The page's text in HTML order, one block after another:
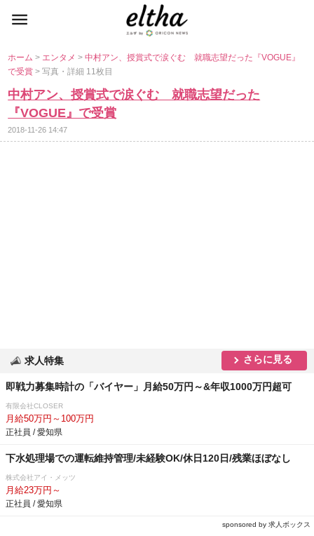
ホーム> エンタメ>中村アン、授賞式で涙ぐむ 就職志望だった『VOGUE』
で受賞> 写真・詳細 11枚目
中村アン、授賞式で涙ぐむ 就職志望だった
『VOGUE』で受賞
2018-11-26 14:47
求人特集 さらに見る
即戦力募集時計の「バイヤー」月給50万円～&年収1000万円超可
有限会社CLOSER
月給50万円～100万円
正社員 / 愛知県
下水処理場での運転維持管理/未経験OK/休日120日/残業ほぼなし
株式会社アイ・メッツ
月給23万円～
正社員 / 愛知県
sponsored by 求人ボックス